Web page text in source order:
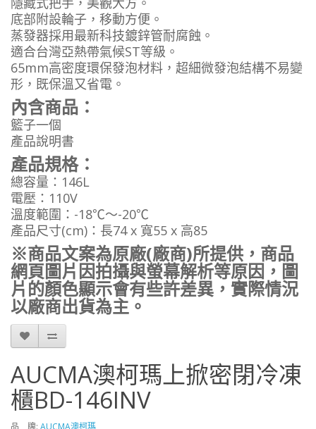
底部附設輪子，移動方便。
蒸發器採用最新科技鍍鋅管耐腐蝕。
適合台灣亞熱帶氣候ST等級。
65mm高密度環保發泡材料，超細微發泡結構不易變
形，既保溫又省電。
內含商品：
籃子一個
產品說明書
產品規格：
總容量：146L
電壓：110V
溫度範圍：-18℃～-20℃
產品尺寸(cm)：長74 x 寬55 x 高85
※商品文案為原廠(廠商)所提供，商品
網頁圖片因拍攝與螢幕解析等原因，圖
片的顏色顯示會有些許差異，實際情況
以廠商出貨為主。
AUCMA澳柯瑪上掀密閉冷凍
櫃BD-146INV
品 牌: AUCMA澳柯瑪